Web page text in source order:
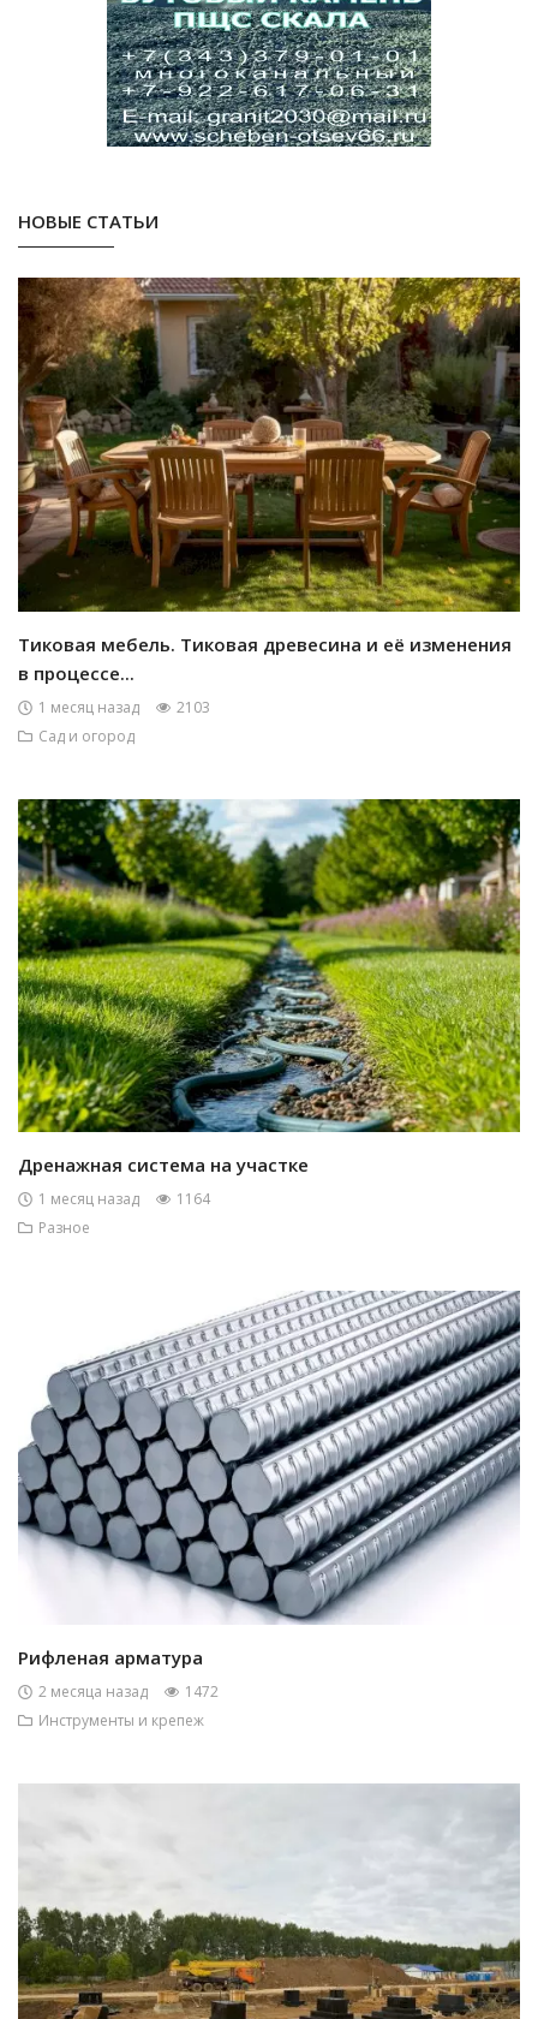
НОВЫЕ СТАТЬИ
Тиковая мебель. Тиковая древесина и её изменения
в процессе...
1 месяц назад
2103
Сад и огород
Дренажная система на участке
1 месяц назад
1164
Разное
Рифленая арматура
2 месяца назад
1472
Инструменты и крепеж